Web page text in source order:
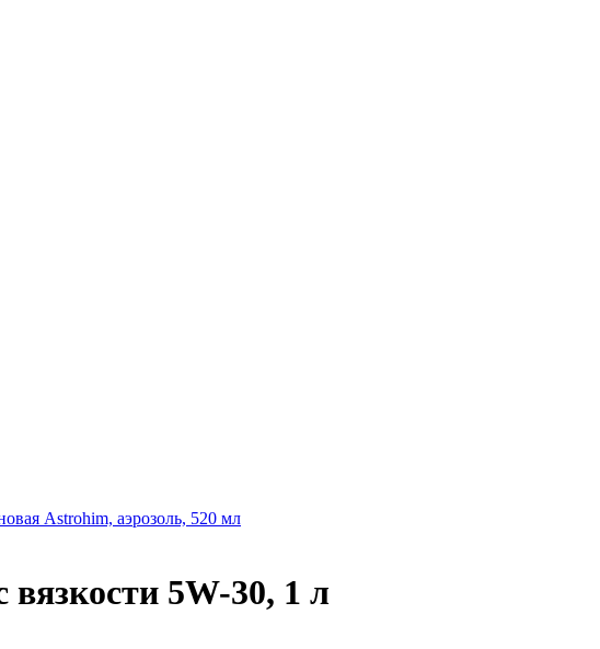
Astrohim, аэрозоль, 520 мл
5W-30, 1 л